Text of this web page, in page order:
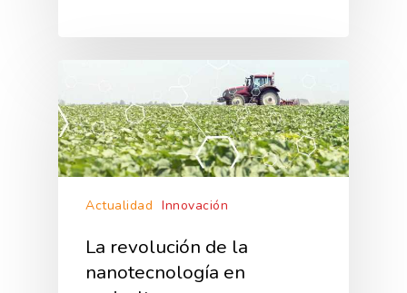
Actualidad Innovación
La revolución de la
nanotecnología en